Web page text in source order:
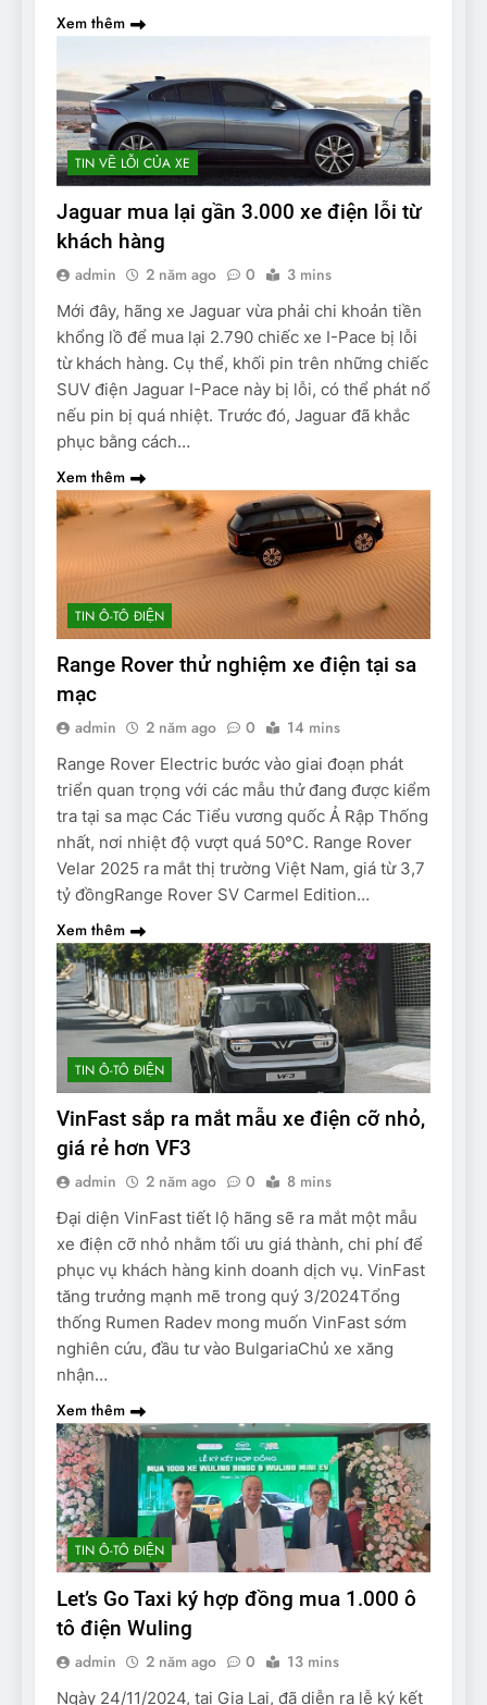
Xem thêm
TIN VỀ LỖI CỦA XE
Jaguar mua lại gần 3.000 xe điện lỗi từ
khách hàng
admin 2 năm ago 0 3 mins
Mới đây, hãng xe Jaguar vừa phải chi khoản tiền
khổng lồ để mua lại 2.790 chiếc xe I-Pace bị lỗi
từ khách hàng. Cụ thể, khối pin trên những chiếc
SUV điện Jaguar I-Pace này bị lỗi, có thể phát nổ
nếu pin bị quá nhiệt. Trước đó, Jaguar đã khắc
phục bằng cách…
Xem thêm
TIN Ô-TÔ ĐIỆN
Range Rover thử nghiệm xe điện tại sa
mạc
admin 2 năm ago 0 14 mins
Range Rover Electric bước vào giai đoạn phát
triển quan trọng với các mẫu thử đang được kiểm
tra tại sa mạc Các Tiểu vương quốc Ả Rập Thống
nhất, nơi nhiệt độ vượt quá 50°C. Range Rover
Velar 2025 ra mắt thị trường Việt Nam, giá từ 3,7
tỷ đồngRange Rover SV Carmel Edition…
Xem thêm
TIN Ô-TÔ ĐIỆN
VinFast sắp ra mắt mẫu xe điện cỡ nhỏ,
giá rẻ hơn VF3
admin 2 năm ago 0 8 mins
Đại diện VinFast tiết lộ hãng sẽ ra mắt một mẫu
xe điện cỡ nhỏ nhằm tối ưu giá thành, chi phí để
phục vụ khách hàng kinh doanh dịch vụ. VinFast
tăng trưởng mạnh mẽ trong quý 3/2024Tổng
thống Rumen Radev mong muốn VinFast sớm
nghiên cứu, đầu tư vào BulgariaChủ xe xăng
nhận…
Xem thêm
TIN Ô-TÔ ĐIỆN
Let’s Go Taxi ký hợp đồng mua 1.000 ô
tô điện Wuling
admin 2 năm ago 0 13 mins
Ngày 24/11/2024, tại Gia Lai, đã diễn ra lễ ký kết